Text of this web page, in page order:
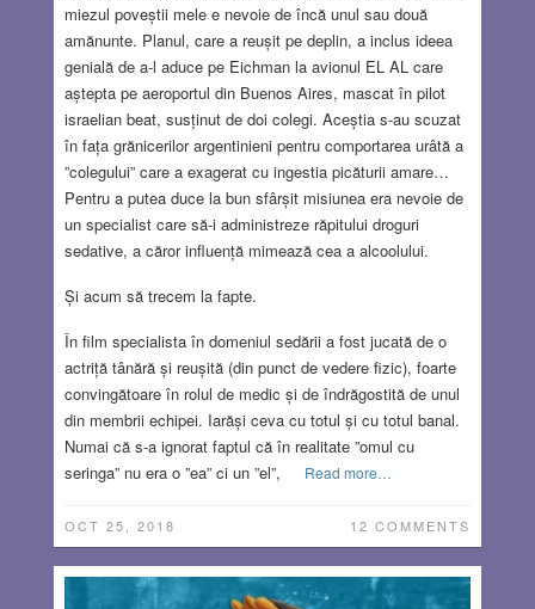
miezul poveștii mele e nevoie de încă unul sau două
amănunte. Planul, care a reușit pe deplin, a inclus ideea
genială de a-l aduce pe Eichman la avionul EL AL care
aștepta pe aeroportul din Buenos Aires, mascat în pilot
israelian beat, susținut de doi colegi. Aceștia s-au scuzat
în fața grănicerilor argentinieni pentru comportarea urâtă a
”colegului” care a exagerat cu ingestia picăturii amare…
Pentru a putea duce la bun sfârșit misiunea era nevoie de
un specialist care să-i administreze răpitului droguri
sedative, a căror influență mimează cea a alcoolului.
Și acum să trecem la fapte.
În film specialista în domeniul sedării a fost jucată de o
actriță tânără și reușită (din punct de vedere fizic), foarte
convingătoare în rolul de medic și de îndrăgostită de unul
din membrii echipei. Iarăși ceva cu totul și cu totul banal.
Numai că s-a ignorat faptul că în realitate ”omul cu
seringa” nu era o ”ea” ci un ”el”,
Read more…
OCT 25, 2018 12 COMMENTS